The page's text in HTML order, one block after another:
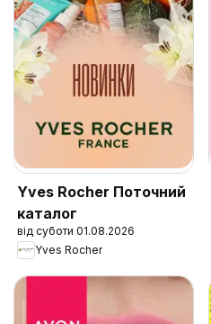
Yves Rocher Поточний
каталог
від суботи 01.08.2026
Yves Rocher